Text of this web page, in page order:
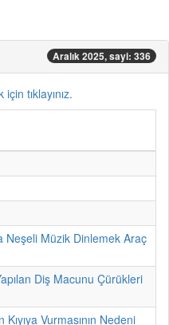
Aralık 2025, sayi: 336
tıklayınız.
Neşeli Müzik Dinlemek Araç
Diş Macunu Çürükleri
Vurmasının Nedeni